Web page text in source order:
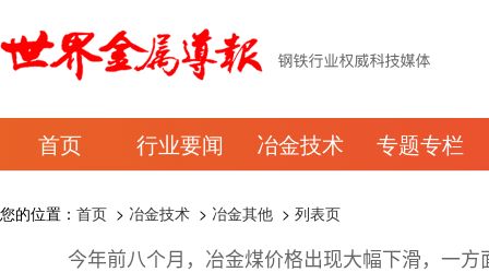
首页 行业要闻 冶金技术 专题专栏
您的位置： 首页 > 冶金技术 > 冶金其他 > 列表页
今年前八个月，冶金煤价格出现大幅下滑，一